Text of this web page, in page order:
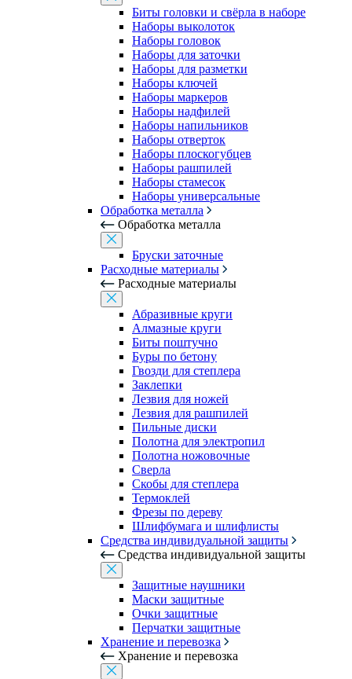
Биты головки и свёрла в наборе
Наборы выколоток
Наборы головок
Наборы для заточки
Наборы для разметки
Наборы ключей
Наборы маркеров
Наборы надфилей
Наборы напильников
Наборы отверток
Наборы плоскогубцев
Наборы рашпилей
Наборы стамесок
Наборы универсальные
Обработка металла
Обработка металла
Бруски заточные
Расходные материалы
Расходные материалы
Абразивные круги
Алмазные круги
Биты поштучно
Буры по бетону
Гвозди для степлера
Заклепки
Лезвия для ножей
Лезвия для рашпилей
Пильные диски
Полотна для электропил
Полотна ножовочные
Сверла
Скобы для степлера
Термоклей
Фрезы по дереву
Шлифбумага и шлифлисты
Средства индивидуальной защиты
Средства индивидуальной защиты
Защитные наушники
Маски защитные
Очки защитные
Перчатки защитные
Хранение и перевозка
Хранение и перевозка